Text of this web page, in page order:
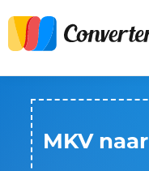
MKV